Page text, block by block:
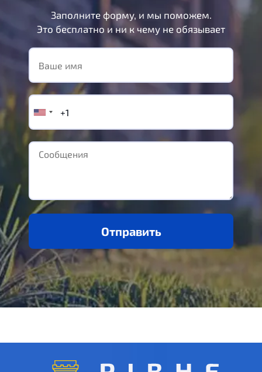
Заполните форму, и мы поможем.
Это бесплатно и ни к чему не обязывает
Отправить